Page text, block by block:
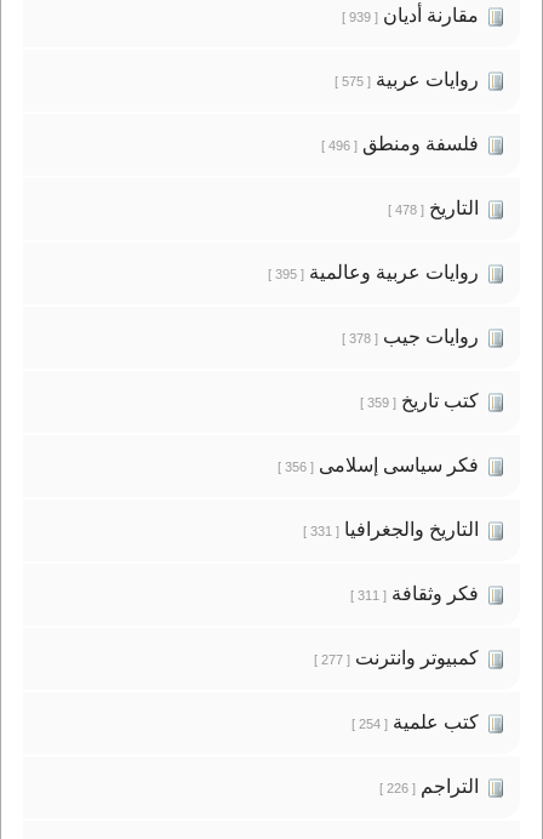
مقارنة أديان[ 939 ]
روايات عربية[ 575 ]
فلسفة ومنطق[ 496 ]
التاريخ[ 478 ]
روايات عربية وعالمية[ 395 ]
روايات جيب[ 378 ]
كتب تاريخ[ 359 ]
فكر سياسى إسلامى[ 356 ]
التاريخ والجغرافيا[ 331 ]
فكر وثقافة[ 311 ]
كمبيوتر وانترنت[ 277 ]
كتب علمية[ 254 ]
التراجم[ 226 ]